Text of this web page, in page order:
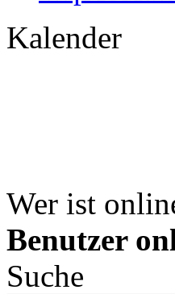
Kalender
Wer ist
Benutzer
Suche